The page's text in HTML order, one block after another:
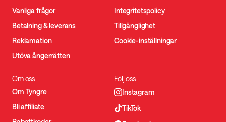
Vanliga frågor
Betalning & leverans
Reklamation
Utöva ångerrätten
Integritetspolicy
Tillgänglighet
Cookie-inställningar
Om oss
Om Tyngre
Bli affiliate
Följ oss
Instagram
TikTok